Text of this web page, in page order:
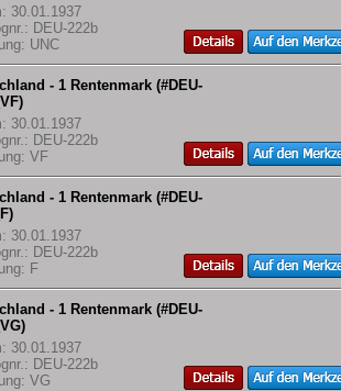
30.01.1937
DEU-222b
UNC
- 1 Rentenmark (#DEU-
30.01.1937
DEU-222b
VF
- 1 Rentenmark (#DEU-
30.01.1937
DEU-222b
F
- 1 Rentenmark (#DEU-
30.01.1937
DEU-222b
VG